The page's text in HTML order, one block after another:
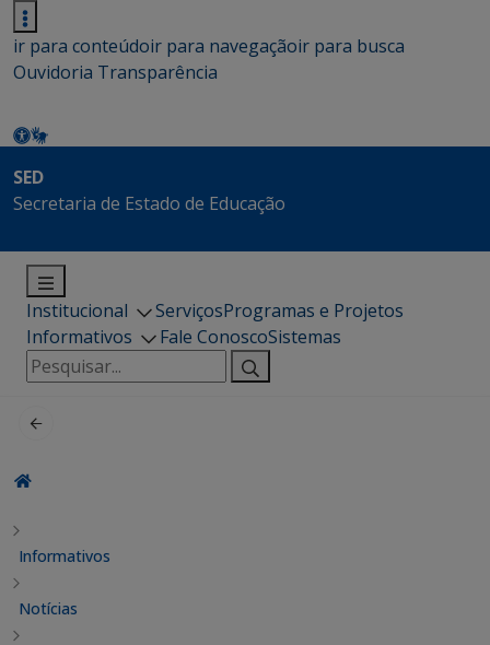
ir para conteúdoir para navegaçãoir para busca
Ouvidoria Transparência
SED
Secretaria de Estado de Educação
Institucional ServiçosProgramas e Projetos
Informativos
Fale ConoscoSistemas
Pesquisar
por:
Informativos
Notícias